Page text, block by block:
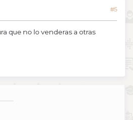
#5
que no lo venderas a otras